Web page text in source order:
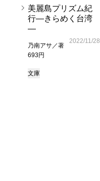
美麗島プリズム紀
行―きらめく台湾
―
乃南アサ／著
693円
2022/11/28
文庫